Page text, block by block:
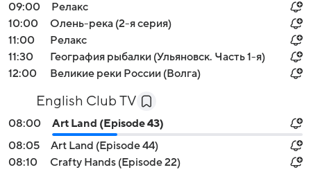
09:00
Релакс
10:00
Олень-река (2-я серия)
11:00
Релакс
11:30
География рыбалки (Ульяновск. Часть 1-я)
12:00
Великие реки России (Волга)
English Club TV
08:00
Art Land (Episode 43)
08:05
Art Land (Episode 44)
08:10
Crafty Hands (Episode 22)